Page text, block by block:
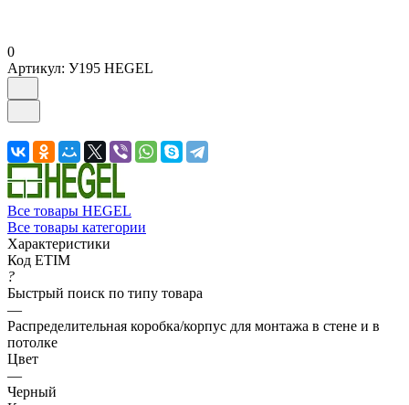
0
Артикул: У195 HEGEL
Все товары HEGEL
Все товары категории
Характеристики
Код ETIM
?
Быстрый поиск по типу товара
—
Распределительная коробка/корпус для монтажа в стене и в
потолке
Цвет
—
Черный